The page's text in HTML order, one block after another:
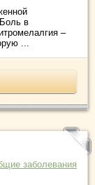
в
–
...
заболевания